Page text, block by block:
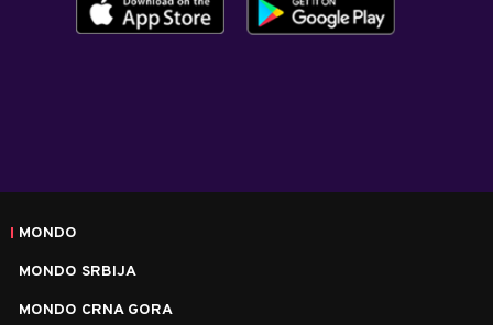
MONDO
MONDO SRBIJA
MONDO CRNA GORA